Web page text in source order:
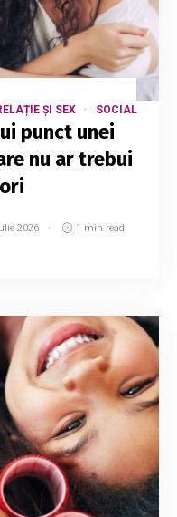
ȘI SEX SOCIAL
punct unei
nu ar trebui
2026 1 min read